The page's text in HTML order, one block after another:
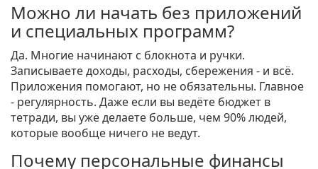
Можно ли начать без приложений
и специальных программ?
Да. Многие начинают с блокнота и ручки.
Записываете доходы, расходы, сбережения - и всё.
Приложения помогают, но не обязательны. Главное
- регулярность. Даже если вы ведёте бюджет в
тетради, вы уже делаете больше, чем 90% людей,
которые вообще ничего не ведут.
Почему персональные финансы